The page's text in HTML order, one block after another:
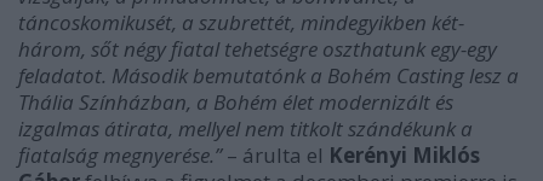
táncoskomikusét, a szubrettét, mindegyikben két-
három, sőt négy fiatal tehetségre oszthatunk egy-egy
feladatot. Második bemutatónk a Bohém Casting lesz a
Thália Színházban, a Bohém élet modernizált és
izgalmas átirata, mellyel nem titkolt szándékunk a
fiatalság megnyerése.”– árulta el Kerényi Miklós